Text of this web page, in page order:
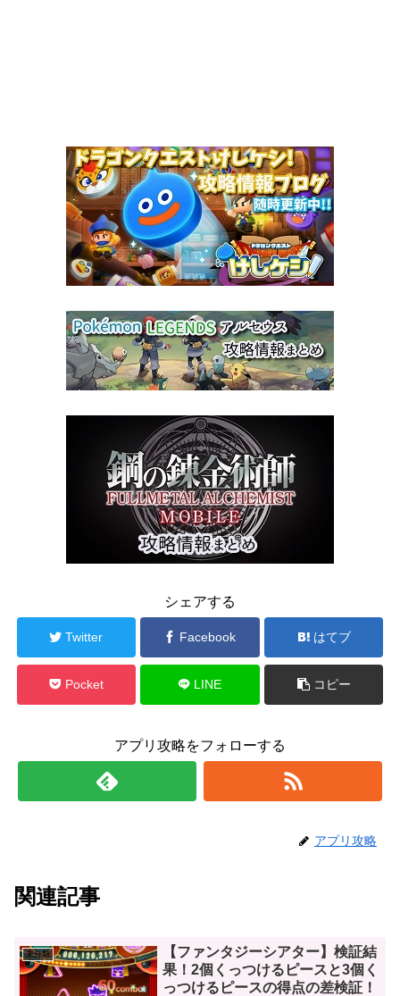
シェアする
Twitter Facebook はてブ
Pocket LINE コピー
アプリ攻略をフォローする
アプリ攻略
関連記事
未分類
【ファンタジーシアター】検証結
果！2個くっつけるピースと3個く
っつけるピースの得点の差検証！